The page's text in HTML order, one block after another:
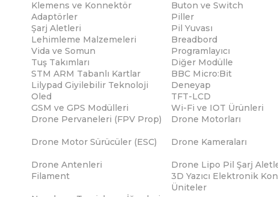
Klemens ve Konnektör
Buton ve Switch
Adaptörler
Piller
Şarj Aletleri
Pil Yuvası
Lehimleme Malzemeleri
Breadbord
Vida ve Somun
Programlayıcı
Tuş Takımları
Diğer Modülle
STM ARM Tabanlı Kartlar
BBC Micro:Bit
Lilypad Giyilebilir Teknoloji
Deneyap
Oled
TFT-LCD
GSM ve GPS Modülleri
Wi-Fi ve IOT Ürünleri
Drone Pervaneleri (FPV Prop)
Drone Motorları
Drone Motor Sürücüler (ESC) Drone Kameraları
Drone Antenleri
Drone Lipo Pil Şarj
Filament
3D Yazıcı Elektronik
Üniteler